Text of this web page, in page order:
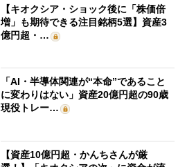
【キオクシア・ショック後に「株価倍
増」も期待できる注目銘柄5選】資産3
億円超・…
「AI・半導体関連が“本命”であること
に変わりはない」資産20億円超の90歳
現役トレー…
【資産10億円超・かんちさんが厳